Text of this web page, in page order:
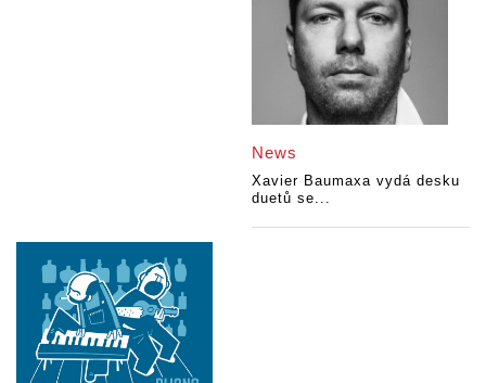
News
Xavier Baumaxa vydá desku
duetů se...